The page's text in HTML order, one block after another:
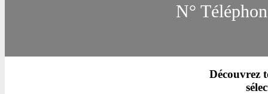
N°
Découvrez